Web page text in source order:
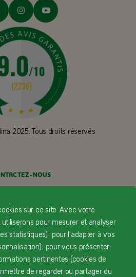
2025. Tous droits réservés
NOUS
SÉCURISÉ
DE SANTÉ
sur ce site. Avec votre
pour mesurer et analyser
statistiques) ; pour l'adapter à vos
; pour vous présenter
pertinentes (cookies de
de regarder ou partager du